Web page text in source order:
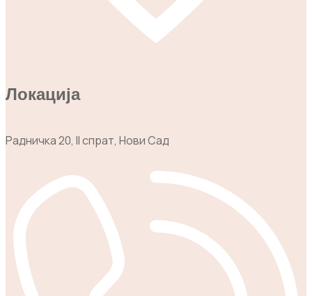
Локација
Радничка 20, II спрат, Нови Сад